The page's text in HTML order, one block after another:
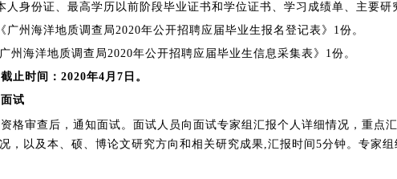
人身份证、最高学历以前阶段毕业证书和学位证书、学习成绩单、主要研
广州海洋地质调查局2020年公开招聘应届毕业生报名登记表》1份。
州海洋地质调查局2020年公开招聘应届毕业生信息采集表》1份。
止时间：2020年4月7日。
试
格审查后，通知面试。面试人员向面试专家组汇报个人详细情况，重点
，以及本、硕、博论文研究方向和相关研究成果,汇报时间5分钟。 专家组